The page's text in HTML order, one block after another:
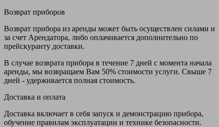
Возврат приборов
Возврат прибора из аренды может быть осуществлен силами и
за счет Арендатора, либо оплачивается дополнительно по
прейскуранту доставки.
В случае возврата прибора в течение 7 дней с момента начала
аренды, мы возвращаем Вам 50% стоимости услуги. Свыше 7
дней - удерживается полная стоимость.
Доставка и оплата
Доставка включает в себя запуск и демонстрацию прибора,
обучение правилам эксплуатации и технике безопасности.